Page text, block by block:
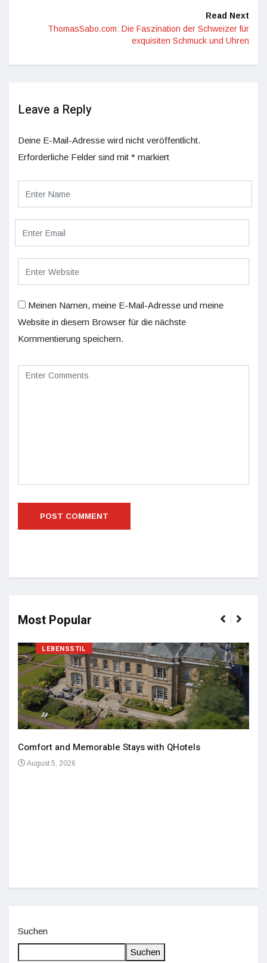
Read Next
ThomasSabo.com: Die Faszination der Schweizer für
exquisiten Schmuck und Uhren
Leave a Reply
Deine E-Mail-Adresse wird nicht veröffentlicht.
Erforderliche Felder sind mit * markiert
Meinen Namen, meine E-Mail-Adresse und meine
Website in diesem Browser für die nächste
Kommentierung speichern.
Most Popular
LEBENSSTIL
Comfort and Memorable Stays with QHotels
August 5, 2026
Suchen
Suchen